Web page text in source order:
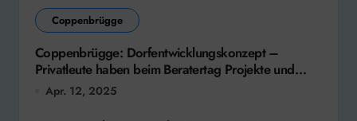
Coppenbrügge
Coppenbrügge: Dorfentwicklungskonzept –
Privatleute haben beim Beratertag Projekte und
Häuser vorgestellt
Apr. 12, 2025